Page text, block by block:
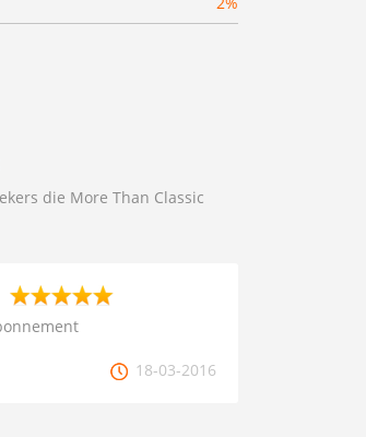
die More Than Classic
18-03-2016